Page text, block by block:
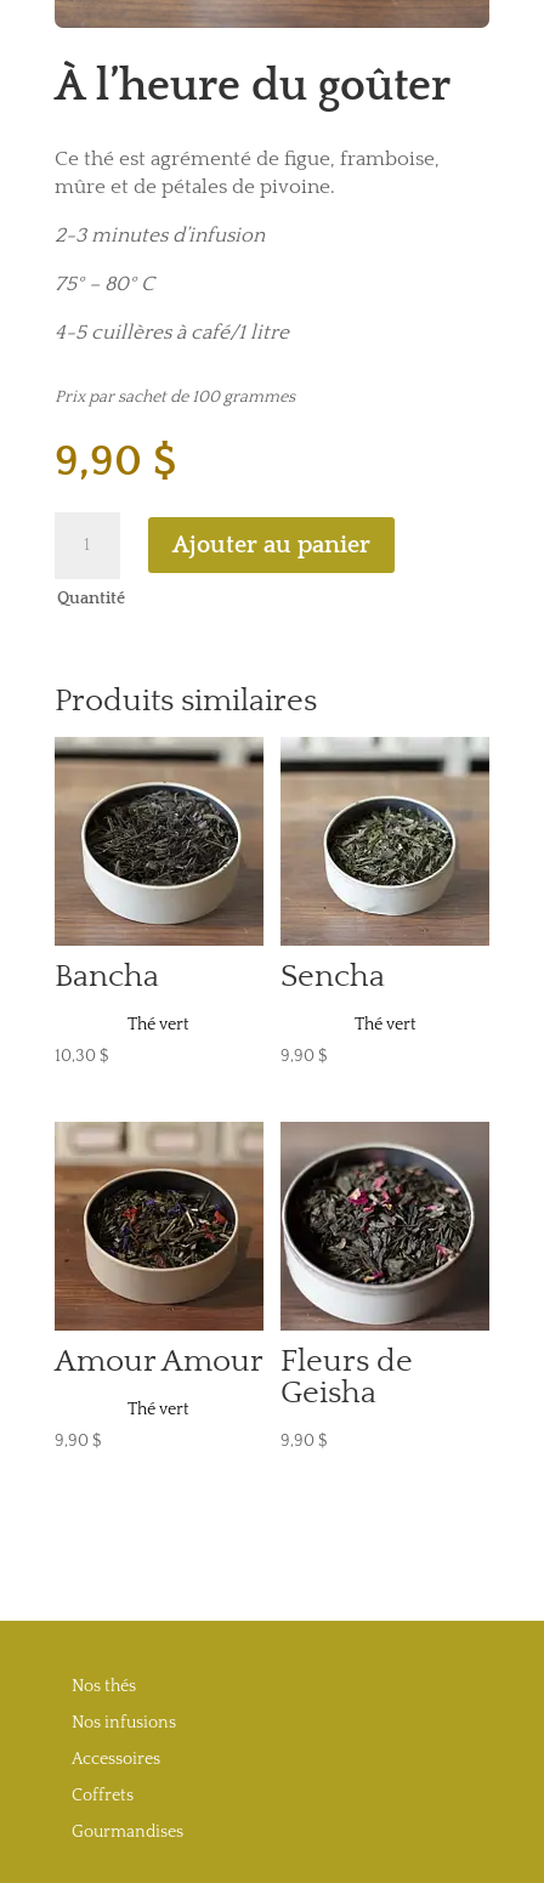
À l’heure du goûter
Ce thé est agrémenté de figue, framboise,
mûre et de pétales de pivoine.
2-3 minutes d’infusion
75° – 80° C
4-5 cuillères à café/1 litre
Prix par sachet de 100 grammes
9,90 $
l’heure
Ajouter au panier
Quantité
Produits similaires
Bancha
Thé vert
10,30$
Sencha
Thé vert
9,90$
Amour Amour
Thé vert
9,90$
Fleurs de
Geisha
9,90$
Nos thés
Nos infusions
Accessoires
Coffrets
Gourmandises